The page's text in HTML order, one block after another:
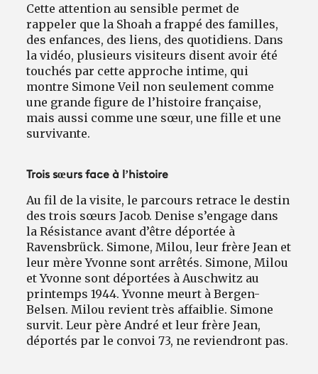
Cette attention au sensible permet de
rappeler que la Shoah a frappé des familles,
des enfances, des liens, des quotidiens. Dans
la vidéo, plusieurs visiteurs disent avoir été
touchés par cette approche intime, qui
montre Simone Veil non seulement comme
une grande figure de l’histoire française,
mais aussi comme une sœur, une fille et une
survivante.
Trois sœurs face à l’histoire
Au fil de la visite, le parcours retrace le destin
des trois sœurs Jacob. Denise s’engage dans
la Résistance avant d’être déportée à
Ravensbrück. Simone, Milou, leur frère Jean et
leur mère Yvonne sont arrêtés. Simone, Milou
et Yvonne sont déportées à Auschwitz au
printemps 1944. Yvonne meurt à Bergen-
Belsen. Milou revient très affaiblie. Simone
survit. Leur père André et leur frère Jean,
déportés par le convoi 73, ne reviendront pas.